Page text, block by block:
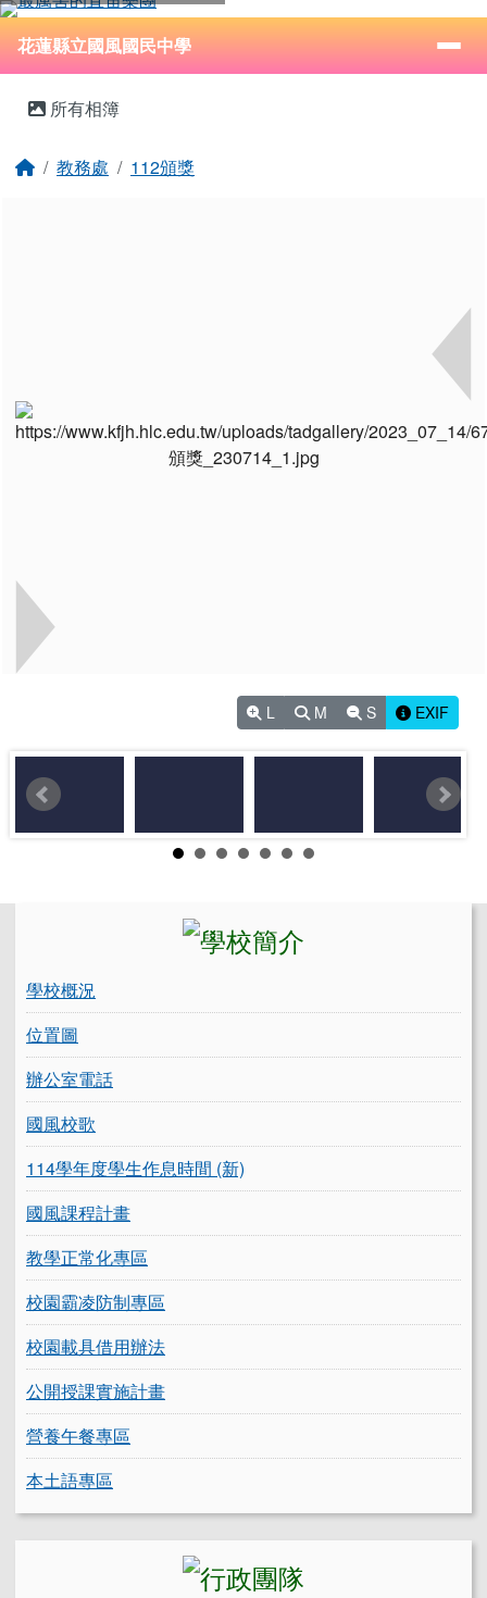
跳至主內容區
花蓮縣立國風國民中學
⏸
導覽列
花蓮縣立國風國民中學
所有相簿
回首頁
教務處 112頒獎
L M S EXIF
學校概況
位置圖
辦公室電話
國風校歌
114學年度學生作息時間 (新)
國風課程計畫
教學正常化專區
校園霸凌防制專區
校園載具借用辦法
公開授課實施計畫
營養午餐專區
本土語專區